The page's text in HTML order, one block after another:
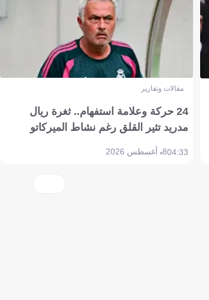
مقالات وتقارير
24 حركة وعلامة استفهام.. ثغرة ريال
مدريد تثير القلق رغم نشاط الميركاتو
04:338 أغسطس 2026